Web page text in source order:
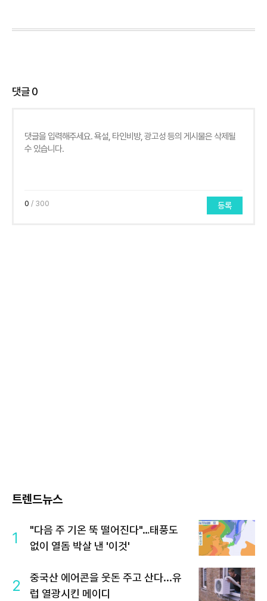
댓글0
0 / 300 등록
트렌드뉴스
1
"다음 주 기온 뚝 떨어진다"…태풍도
없이 열돔 박살 낸 '이것'
2
중국산 에어콘을 웃돈 주고 산다...유
럽 열광시킨 메이디